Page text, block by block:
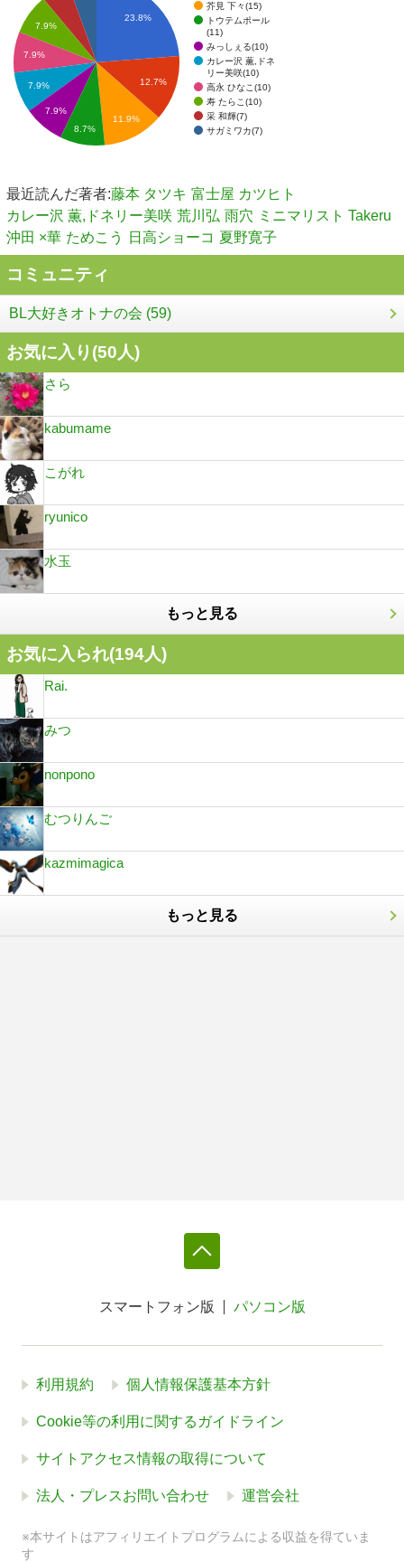
芥見 下々(15)
トウテムポール
(11)
みっしぇる(10)
カレー沢 薫,ドネ
リー美咲(10)
高永 ひなこ(10)
寿 たらこ(10)
采 和輝(7)
サガミワカ(7)
23.8%
12.7%
11.9%
7.9%
7.9%
7.9%
7.9%
8.7%
最近読んだ著者:藤本 タツキ 富士屋 カツヒト
カレー沢 薫,ドネリー美咲 荒川弘 雨穴 ミニマリスト Takeru
沖田 ×華 ためこう 日高ショーコ 夏野寛子
コミュニティ
BL大好きオトナの会 (59)
お気に入り(50人)
さら
kabumame
こがれ
ryunico
水玉
もっと見る
お気に入られ(194人)
Rai.
みつ
nonpono
むつりんご
kazmimagica
もっと見る
スマートフォン版 パソコン版
利用規約 個人情報保護基本方針
Cookie等の利用に関するガイドライン
サイトアクセス情報の取得について
法人・プレスお問い合わせ 運営会社
※本サイトはアフィリエイトプログラムによる収益を得ていま
す